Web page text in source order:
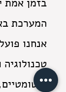
בזמן אמת
המערכת
אנחנו